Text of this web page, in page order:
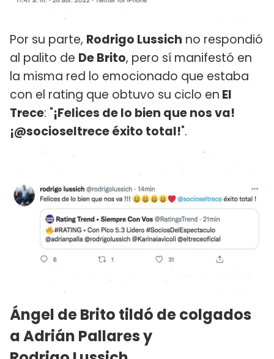
Por su parte, Rodrigo Lussich no respondió
al palito de De Brito, pero sí manifestó en
la misma red lo emocionado que estaba
con el rating que obtuvo su ciclo en El
Trece: "¡Felices de lo bien que nos va!
¡@socioseltrece éxito total!".
Ángel de Brito tildó de colgados
a Adrián Pallares y